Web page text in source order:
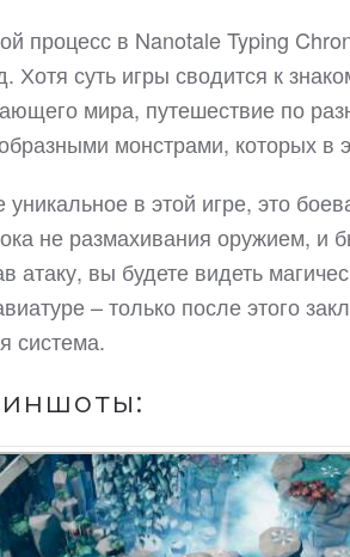
процесс в Nanotale Typing
Хотя суть игры сводится к
мира, путешествие по
монстрами, которых в
в этой игре, это
не размахивания оружием, и
атаку, вы будете видеть
– только после этого
система.